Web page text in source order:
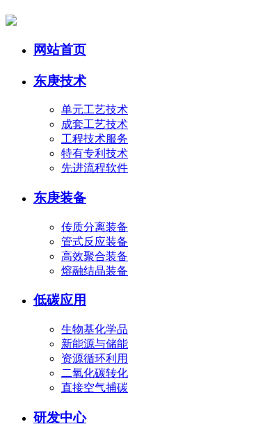
网站首页
东庚技术
单元工艺技术
成套工艺技术
工程技术服务
特有专利技术
先进流程软件
东庚装备
传质分离装备
管式反应装备
高效聚合装备
熔融结晶装备
低碳应用
生物基化学品
新能源与储能
资源循环利用
二氧化碳转化
直接空气捕碳
研发中心